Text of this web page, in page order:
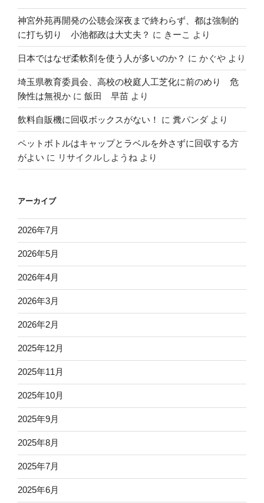
神宮外苑再開発の公聴会深夜まで終わらず、都は強制的
に打ち切り 小池都政は大丈夫？ に きーこ より
日本ではなぜ柔軟剤を使う人が多いのか？ に かぐや より
埼玉県教育委員会、高校の校庭人工芝化に前のめり 危
険性は無視か に 飯田 早苗 より
飲料自販機に回収ボックスがない！ に 糞パンダ より
ペットボトルはキャップとラベルを外さずに回収する方
がよい に リサイクルしようね より
アーカイブ
2026年7月
2026年5月
2026年4月
2026年3月
2026年2月
2025年12月
2025年11月
2025年10月
2025年9月
2025年8月
2025年7月
2025年6月